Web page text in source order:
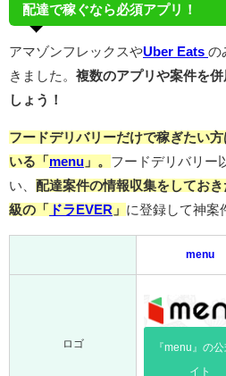
配達で稼ぐなら必須アプリ！
アマゾンフレックスやUber Eats の
きました。 複数のアプリや案件を
しょう！
フードデリバリーだけで稼ぎたい
いる「 menu 」。 フードデリバリー
い、 配達案件の情報収集をしてお
級の「
ドラEVER 」 に登録して神案
menu
ロゴ 『menu』の
イト